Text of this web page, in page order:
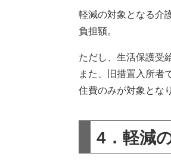
軽減の対象となる介
負担額。
ただし、生活保護受
また、旧措置入所者
住費のみが対象とな
4．軽減